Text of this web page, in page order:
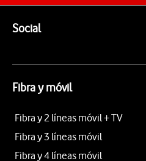
SocialEnlaces a las redes
Fibra y móvil
Fibra y 2 líneas móvil + TV
Fibra y 3 líneas móvil
Fibra y 4 líneas móvil